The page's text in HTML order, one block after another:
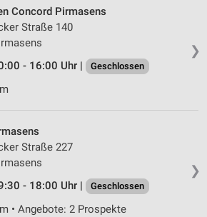
❯
Concord Pirmasens
Straße 140
- 16:00 Uhr |
Geschlossen
❯
Straße 227
- 18:00 Uhr |
Geschlossen
• Angebote: 2 Prospekte